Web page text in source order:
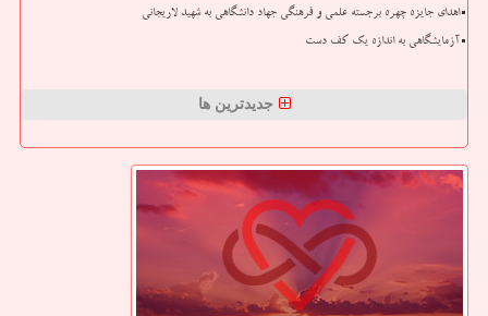
اهدای جایزه چهره برجسته علمی و فرهنگی جهاد دانشگاهی به شهید لاریجانی
آزمایشگاهی به اندازه یک کف دست
جدیدترین ها